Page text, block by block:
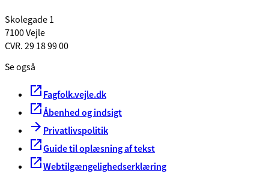
Skolegade 1
7100 Vejle
CVR. 29 18 99 00
Se også
Fagfolk.vejle.dk
Åbenhed og indsigt
Privatlivspolitik
Guide til oplæsning af tekst
Webtilgængelighedserklæring